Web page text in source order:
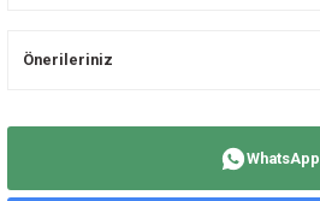
Önerileriniz
WhatsApp